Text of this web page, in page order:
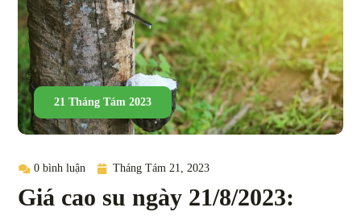
21 Tháng Tám 2023
0 bình luận Tháng Tám 21, 2023
Giá cao su ngày 21/8/2023: